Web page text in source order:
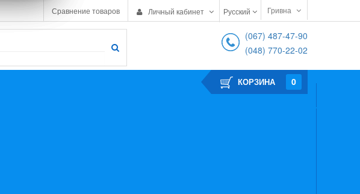
Сравнение товаров Личный кабинет Гривна
Русский
(067) 487-47-90
(048) 770-22-02
КОРЗИНА 0